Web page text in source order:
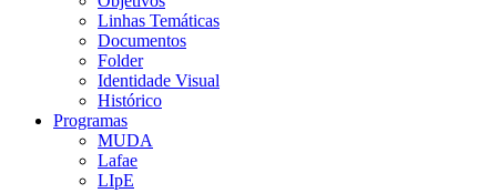
Linhas Temáticas
Documentos
Folder
Identidade Visual
Histórico
Programas
MUDA
Lafae
LIpE